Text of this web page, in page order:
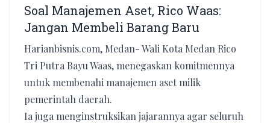
Soal Manajemen Aset, Rico Waas:
Jangan Membeli Barang Baru
Harianbisnis.com, Medan- Wali Kota Medan Rico
Tri Putra Bayu Waas, menegaskan komitmennya
untuk membenahi manajemen aset milik
pemerintah daerah.
Ia juga menginstruksikan jajarannya agar seluruh